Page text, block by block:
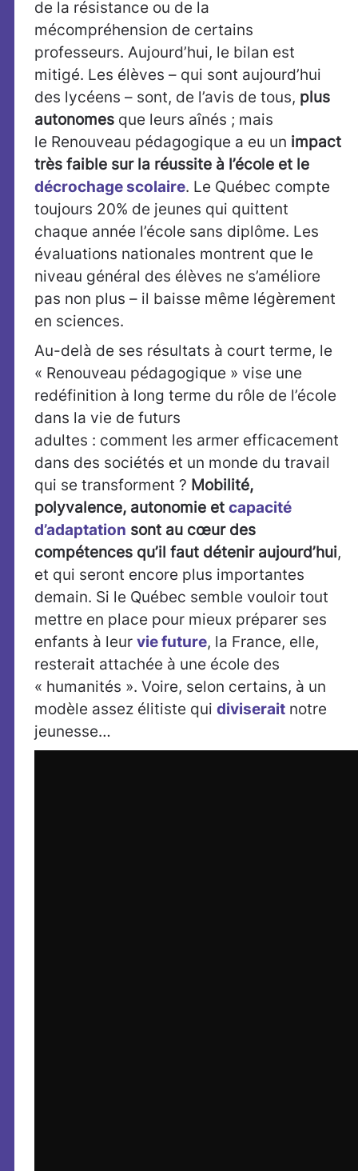
de la résistance ou de la
mécompréhension de certains
professeurs. Aujourd’hui, le bilan est
mitigé. Les élèves – qui sont aujourd’hui
des lycéens – sont, de l’avis de tous, plus
autonomes que leurs aînés ; mais
le Renouveau pédagogique a eu un impact
très faible sur la réussite à l’école et le
décrochage scolaire. Le Québec compte
toujours 20% de jeunes qui quittent
chaque année l’école sans diplôme. Les
évaluations nationales montrent que le
niveau général des élèves ne s’améliore
pas non plus – il baisse même légèrement
en sciences.
Au-delà de ses résultats à court terme, le
« Renouveau pédagogique » vise une
redéfinition à long terme du rôle de l’école
dans la vie de futurs
adultes : comment les armer efficacement
dans des sociétés et un monde du travail
qui se transforment ? Mobilité,
polyvalence, autonomie et capacité
d’adaptation sont au cœur des
compétences qu’il faut détenir aujourd’hui,
et qui seront encore plus importantes
demain. Si le Québec semble vouloir tout
mettre en place pour mieux préparer ses
enfants à leur vie future, la France, elle,
resterait attachée à une école des
« humanités ». Voire, selon certains, à un
modèle assez élitiste qui diviserait notre
jeunesse…